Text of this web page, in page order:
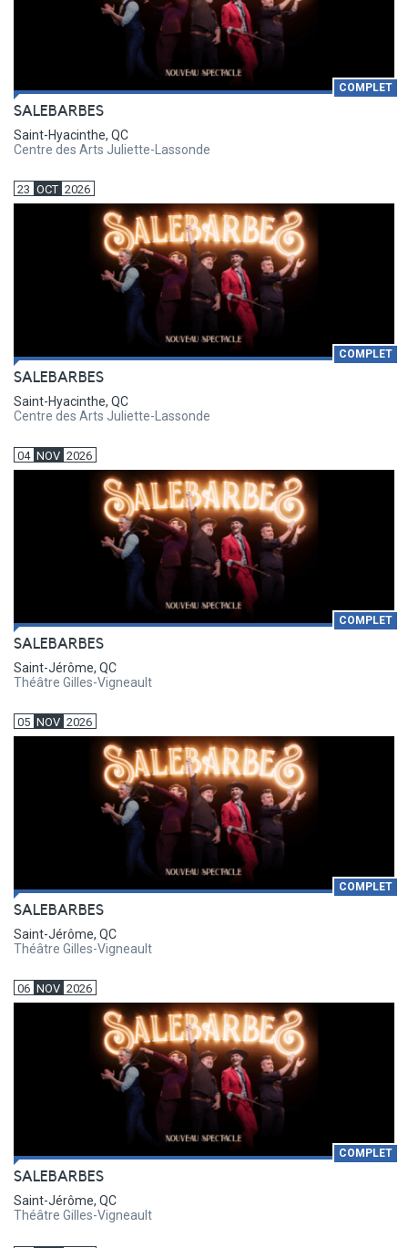
COMPLET
SALEBARBES
Saint-Hyacinthe, QC
Centre des Arts Juliette-Lassonde
23 OCT 2026
COMPLET
SALEBARBES
Saint-Hyacinthe, QC
Centre des Arts Juliette-Lassonde
04 NOV 2026
COMPLET
SALEBARBES
Saint-Jérôme, QC
Théâtre Gilles-Vigneault
05 NOV 2026
COMPLET
SALEBARBES
Saint-Jérôme, QC
Théâtre Gilles-Vigneault
06 NOV 2026
COMPLET
SALEBARBES
Saint-Jérôme, QC
Théâtre Gilles-Vigneault